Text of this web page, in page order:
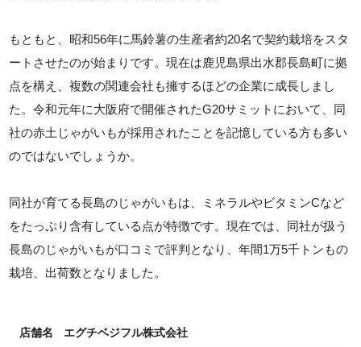
もともと、昭和56年に馬鈴薯の生産者約20名で契約栽培をスタ
ートさせたのが始まりです。現在は鹿児島県出水郡長島町に拠
点を構え、複数の関連会社も擁するほどの企業に成長しまし
た。令和元年に大阪府で開催されたG20サミットにおいて、同
社の赤土じゃがいもが採用されたことを記憶している方も多い
のではないでしょうか。
同社が育てる長島のじゃがいもは、ミネラルやビタミンCなど
をたっぷり含有している点が特徴です。現在では、同社が扱う
長島のじゃがいもが口コミで評判となり、年間1万5千トンもの
栽培、出荷数となりました。
店舗名 エグチベジフル株式会社